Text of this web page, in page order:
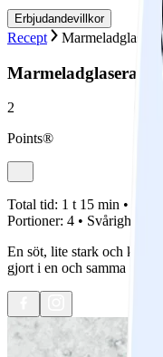
Erbjudandevillkor
Recept
Marmeladglaserad
2
Points®
Total tid: 1 t 15 min •
Portioner: 4 •
En söt, lite stark och
gjort i en och samma form.